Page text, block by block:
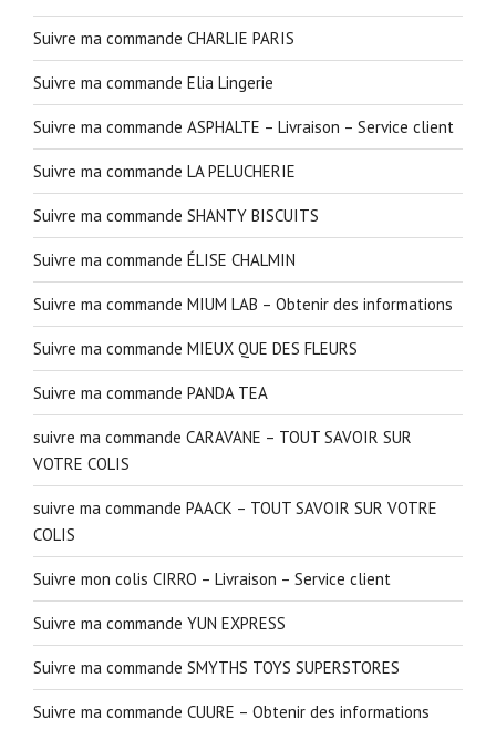
Suivre ma commande CHARLIE PARIS
Suivre ma commande Elia Lingerie
Suivre ma commande ASPHALTE – Livraison – Service client
Suivre ma commande LA PELUCHERIE
Suivre ma commande SHANTY BISCUITS
Suivre ma commande ÉLISE CHALMIN
Suivre ma commande MIUM LAB – Obtenir des informations
Suivre ma commande MIEUX QUE DES FLEURS
Suivre ma commande PANDA TEA
suivre ma commande CARAVANE – TOUT SAVOIR SUR
VOTRE COLIS
suivre ma commande PAACK – TOUT SAVOIR SUR VOTRE
COLIS
Suivre mon colis CIRRO – Livraison – Service client
Suivre ma commande YUN EXPRESS
Suivre ma commande SMYTHS TOYS SUPERSTORES
Suivre ma commande CUURE – Obtenir des informations